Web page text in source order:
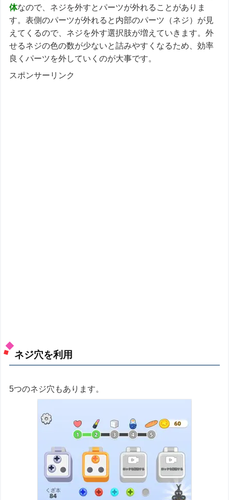
体なので、ネジを外すとパーツが外れることがありま
す。表側のパーツが外れると内部のパーツ（ネジ）が見
えてくるので、ネジを外す選択肢が増えていきます。外
せるネジの色の数が少ないと詰みやすくなるため、効率
良くパーツを外していくのが大事です。
スポンサーリンク
ネジ穴を利用
5つのネジ穴もあります。